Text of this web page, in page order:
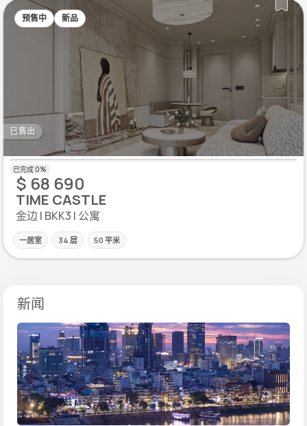
预售中 新品
已售出
$ 68 690
TIME CASTLE
金边 | BKK3 | 公寓
一居室 34 层 50 平米
新闻